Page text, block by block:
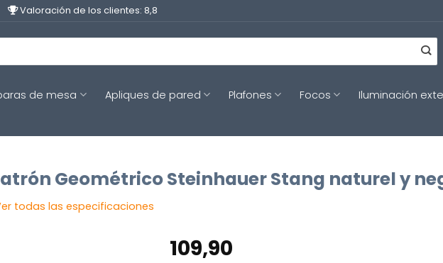
Valoración de los clientes: 8,8
de mesa Apliques de pared Plafones Focos
Iluminación
Geométrico Steinhauer Stang naturel y
todas las especificaciones
109,90